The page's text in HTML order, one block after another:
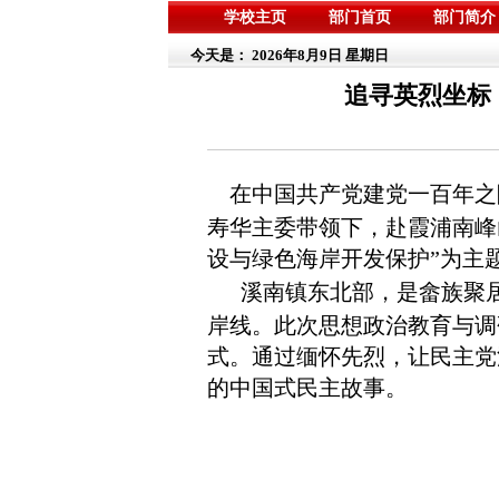
学校主页 部门首页 部门简介
今天是： 2026年8月9日 星期日
追寻英烈坐
在中国共产党建党一百年
寿华主委带领下，赴霞浦南
设与绿色海岸开发保护”为主
溪南镇东北部，是畲族聚
岸线。此次思想政治教育与
式。通过缅怀先烈，让民主
的中国式民主故事。